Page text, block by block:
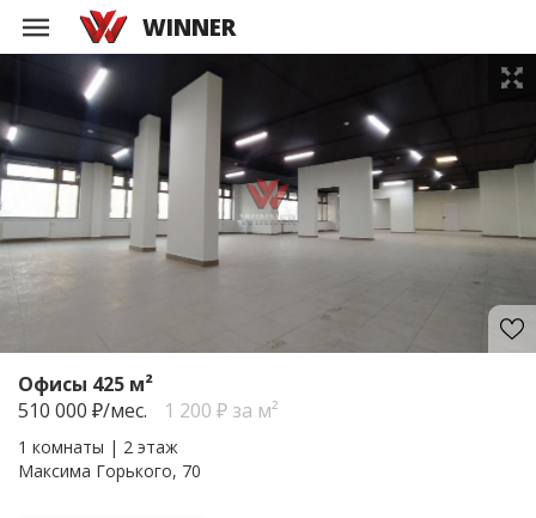
WINNER
Офисы 425 м²
510 000 ₽/мес. 1 200 ₽ за м²
1 комнаты | 2 этаж
Максима Горького, 70